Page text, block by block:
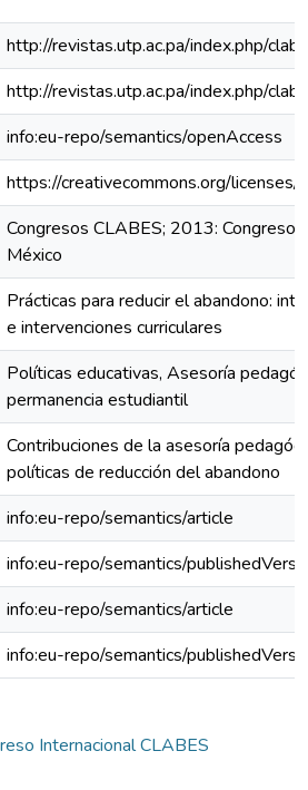
http://revistas.utp.ac.pa/index.php/
http://revistas.utp.ac.pa/index.php/
info:eu-repo/semantics/openAccess
https://creativecommons.org/
Congresos CLABES; 2013: Congreso
México
Prácticas para reducir el abandono:
e intervenciones curriculares
Políticas educativas, Asesoría
permanencia estudiantil
Contribuciones de la asesoría
políticas de reducción del abandono
info:eu-repo/semantics/article
info:eu-repo/semantics/
info:eu-repo/semantics/article
info:eu-repo/semantics/
Internacional CLABES